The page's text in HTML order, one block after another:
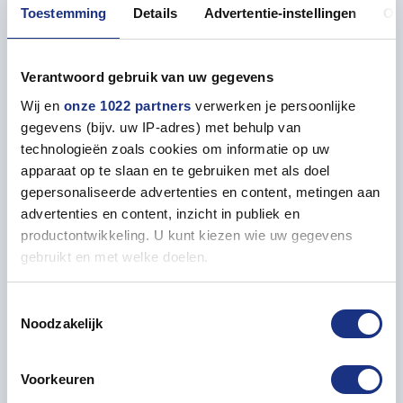
Toestemming Details Advertentie-instellingen
Verantwoord gebruik van uw gegevens
Wij en onze 1022 partners verwerken je persoonlijke
gegevens (bijv. uw IP-adres) met behulp van
technologieën zoals cookies om informatie op uw
apparaat op te slaan en te gebruiken met als doel
gepersonaliseerde advertenties en content, metingen aan
advertenties en content, inzicht in publiek en
productontwikkeling. U kunt kiezen wie uw gegevens
gebruikt en met welke doelen.
Informatie verzamelen over uw geografische locatie,
Uw apparaat identificeren door het actief te scannen
op specifieke eigenschappen (fingerprinting)
Noodzakelijk
Voorkeuren
toe aan jouw MC.200 model
Klaar om je MC.200 modelbouwproject naar een
hoger niveau te tillen? Bestel de Eduard BIG49417
Accessoireset vandaag nog bij Most-Models.com en
creëer jouw meesterwerk!
Accessoires